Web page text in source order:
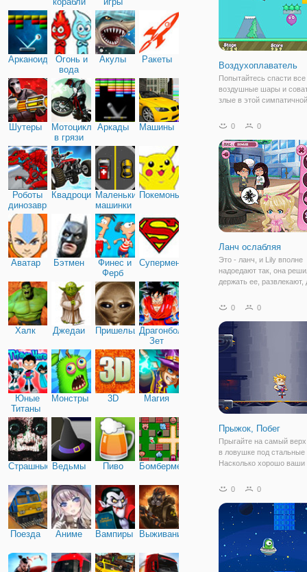
Арканоид
Огонь и
вода
Акулы Ракеты
Шутеры
Мотоциклы
в грязи
Аркады Машины
Роботы
динозавры
КвадроциклыМаленькие
машинки
Покемоны
Аватар Бэтмен
Финес и
Ферб
Супермен
Халк Джедаи ПришельцыДрагонболл
Зет
Юные
Титаны
Монстры 3D Магия
Страшные Ведьмы Пиво Бомбермен
Поезда Аниме Вампиры Выживание
Воздухоплаватель
Попытайтесь спасти
воздушные шары и
злые в этой симпатичной
воздушного шара с
0 0
Ланч ослабляя
Это - ланч, и Lily вполне
надоедают так, она
держать ее, развлекают,
помочь ей и избежать
0 0
Прыжок, Побег
Прыгайте на самый
в ловушке под
Насколько хорошо ваши
прыгать? Используйте
сейчас.
0 0